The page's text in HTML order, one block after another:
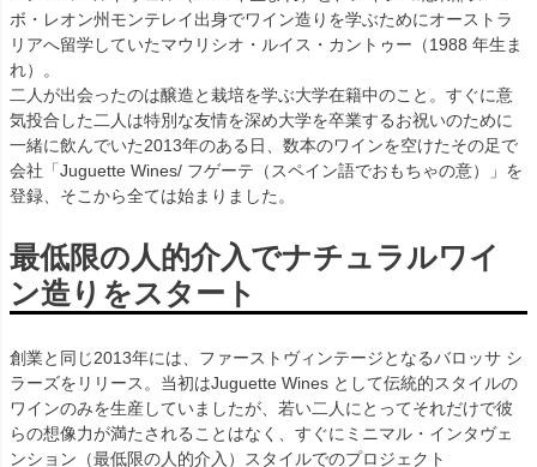
ボ・レオン州モンテレイ出身でワイン造りを学ぶためにオーストラ
リアへ留学していたマウリシオ・ルイス・カントゥー（1988 年生ま
れ）。
二人が出会ったのは醸造と栽培を学ぶ大学在籍中のこと。すぐに意
気投合した二人は特別な友情を深め大学を卒業するお祝いのために
一緒に飲んでいた2013年のある日、数本のワインを空けたその足で
会社「Juguette Wines/ フゲーテ（スペイン語でおもちゃの意）」を
登録、そこから全ては始まりました。
最低限の人的介入でナチュラルワイ
ン造りをスタート
創業と同じ2013年には、ファーストヴィンテージとなるバロッサ シ
ラーズをリリース。当初はJuguette Wines として伝統的スタイルの
ワインのみを生産していましたが、若い二人にとってそれだけで彼
らの想像力が満たされることはなく、すぐにミニマル・インタヴェ
ンション（最低限の人的介入）スタイルでのプロジェクト